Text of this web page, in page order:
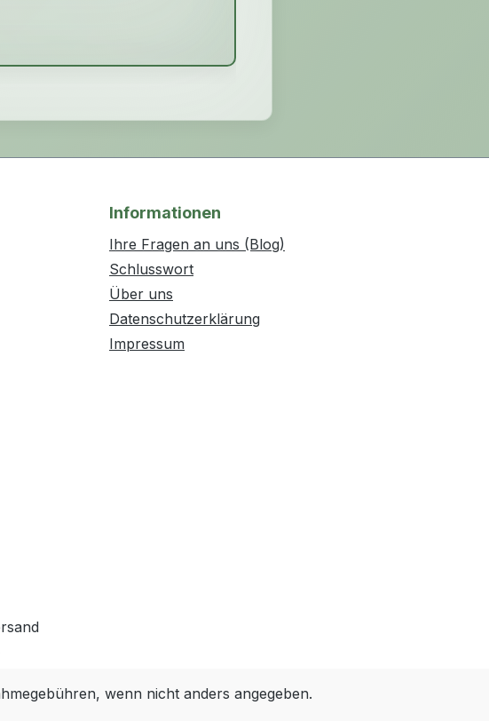
Informationen
Ihre Fragen an uns (Blog)
Schlusswort
Über uns
Datenschutzerklärung
Impressum
wenn nicht anders angegeben.